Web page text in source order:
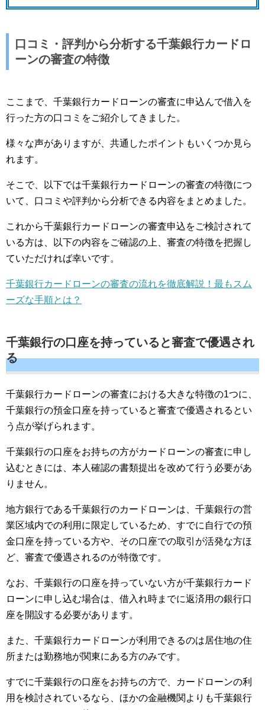
口コミ・評判から分析する千葉銀行カードロ
ーンの審査の特徴
ここまで、千葉銀行カードローンの審査に申込んで借入を
行った方の口コミをご紹介してきました。
様々な声がありますが、共通したポイントもいくつか見ら
れます。
そこで、以下では千葉銀行カードローンの審査の特徴につ
いて、口コミや評判から分析できる内容をまとめました。
これから千葉銀行カードローンの審査申込をご検討されて
いる方は、以下の内容をご確認の上、審査の特徴を把握し
ていただければ幸いです。
千葉銀行カードローンの審査の流れを徹底解説！最もスム
ーズな手順とは？
千葉銀行の口座を持っていると審査で優遇され
る
千葉銀行カードローンの審査における大きな特徴の1つに、
千葉銀行の預金口座を持っていると審査で優遇されるとい
う点が挙げられます。
千葉銀行の口座をお持ちの方がカードローンの審査に申し
込むときには、本人確認の書類提出を改めて行う必要があ
りません。
地方銀行である千葉銀行のカードローンは、千葉銀行の営
業区域内での利用に限定しているため、すでに自行での預
金口座を持っている方や、その口座での取引が活発な方ほ
ど、審査で優遇されるのが特徴です。
なお、千葉銀行の口座を持っていない方が千葉銀行カード
ローンに申し込む場合は、借入れ時までに返済用の銀行口
座を開設する必要があります。
また、千葉銀行カードローンが利用できるのは居住地の住
所または勤務地が関東にある方のみです。
すでに千葉銀行の口座をお持ちの方で、カードローンの利
用を検討されているなら、ほかの金融機関よりも千葉銀行